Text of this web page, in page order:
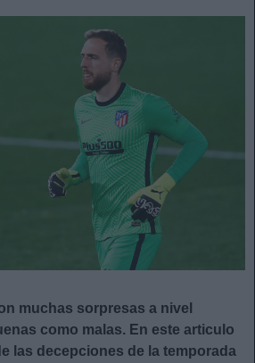
muchas sorpresas a nivel
como malas. En este articulo
las decepciones de la temporada